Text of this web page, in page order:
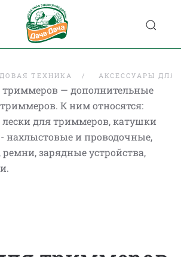
ТЕХНИКА АКСЕССУАРЫ ДЛЯ
триммеров — дополнительные
К ним относятся:
для триммеров, катушки
нахлыстовые и проводочные,
зарядные устройства,